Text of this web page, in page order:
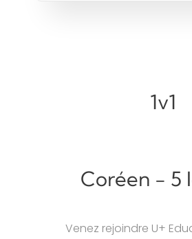
1v1
Coréen - 5
Venez rejoindre U+